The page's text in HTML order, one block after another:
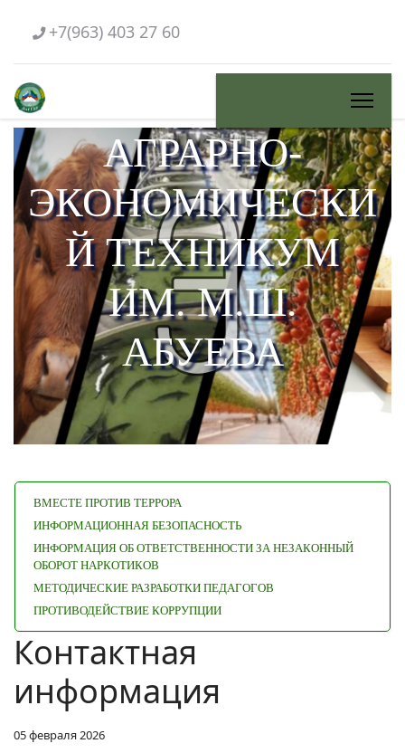
+7(963) 403 27 60
АГРАРНО-
ЭКОНОМИЧЕСКИ
Й ТЕХНИКУМ
ИМ. М.Ш.
АБУЕВА
ВМЕСТЕ ПРОТИВ ТЕРРОРА
ИНФОРМАЦИОННАЯ БЕЗОПАСНОСТЬ
ИНФОРМАЦИЯ ОБ ОТВЕТСТВЕННОСТИ ЗА НЕЗАКОННЫЙ
ОБОРОТ НАРКОТИКОВ
МЕТОДИЧЕСКИЕ РАЗРАБОТКИ ПЕДАГОГОВ
ПРОТИВОДЕЙСТВИЕ КОРРУПЦИИ
Контактная
информация
05 февраля 2026